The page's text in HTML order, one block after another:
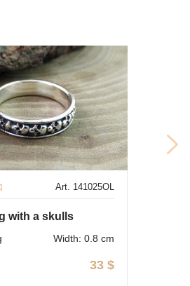
Art. 141025OL
with a skulls
Width: 0.8 cm
33 $